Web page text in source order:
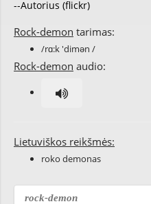
--Autorius (flickr)
Rock-demon tarimas:
/rɑ:k 'dimən /
Rock-demon audio:
Lietuviškos reikšmės:
roko demonas
rock-demon